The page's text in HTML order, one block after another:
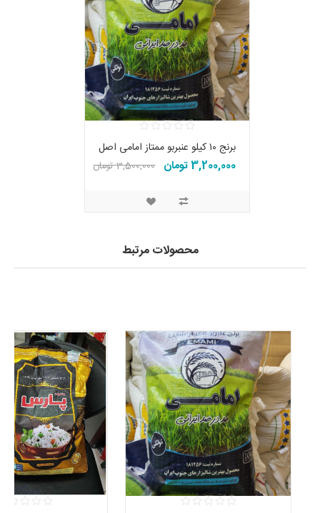
برنج ۱۰ کیلو عنبربو ممتاز امامی اصل
3,200,000 تومان 3,500,000 تومان
محصولات مرتبط